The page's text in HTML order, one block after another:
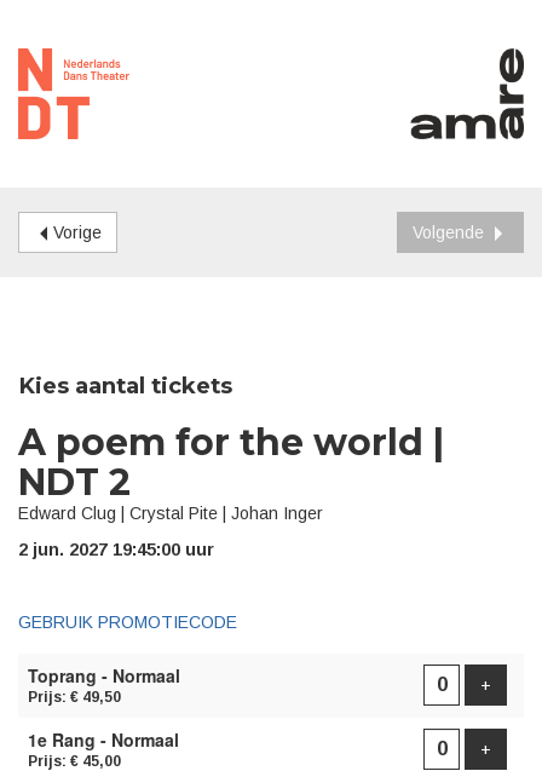
Vorige Volgende
Kies aantal tickets
A poem for the world |
NDT 2
Edward Clug | Crystal Pite | Johan Inger
2 jun. 2027 19:45:00 uur
TICKETS
Toprang - Normaal
Prijs: € 49,50
+
1e Rang - Normaal
Prijs: € 45,00
+
GEBRUIK PROMOTIECODE